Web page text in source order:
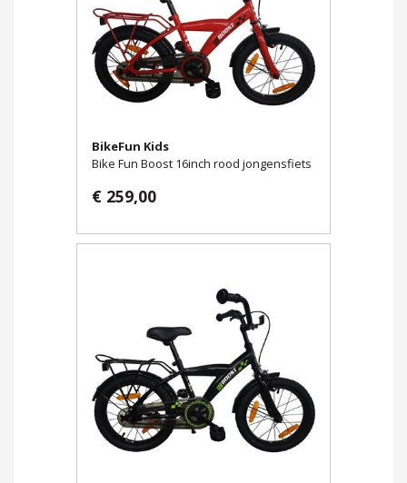
BikeFun Kids
Bike Fun Boost 16inch rood jongensfiets
€ 259,00